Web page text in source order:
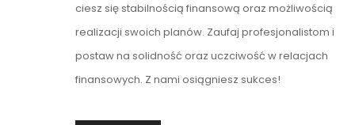
ciesz się stabilnością finansową oraz możliwością
realizacji swoich planów. Zaufaj profesjonalistom i
postaw na solidność oraz uczciwość w relacjach
finansowych. Z nami osiągniesz sukces!